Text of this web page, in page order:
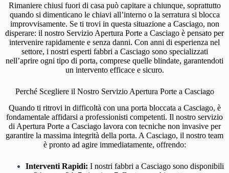
Rimaniere chiusi fuori di casa può capitare a chiunque, soprattutto
quando si dimenticano le chiavi all’interno o la serratura si blocca
improvvisamente. Se ti trovi in questa situazione a Casciago, non
disperare: il nostro Servizio Apertura Porte a Casciago è pensato per
intervenire rapidamente e senza danni. Con anni di esperienza nel
settore, i nostri esperti fabbri a Casciago sono specializzati
nell’aprire ogni tipo di porta, comprese quelle blindate, garantendoti
un intervento efficace e sicuro.
Perché Scegliere il Nostro Servizio Apertura Porte a Casciago
Quando ti ritrovi in difficoltà con una porta bloccata a Casciago, è
fondamentale affidarsi a professionisti competenti. Il nostro servizio
di Apertura Porte a Casciago lavora con tecniche non invasive per
garantire la massima integrità della porta. A Casciago, il nostro team
è pronto ad agire immediatamente, offrendo:
Interventi Rapidi: I nostri fabbri a Casciago sono disponibili